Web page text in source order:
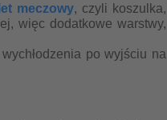
meczowy, czyli koszulka,
więc dodatkowe warstwy,
po wyjściu na